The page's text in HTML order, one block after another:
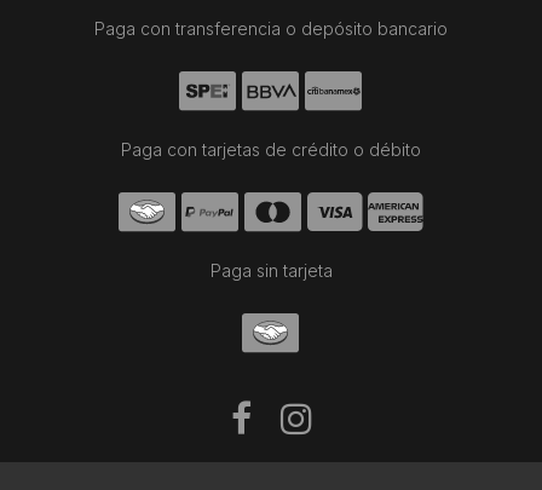
Paga con transferencia o depósito bancario
Paga con tarjetas de crédito o débito
Paga sin tarjeta